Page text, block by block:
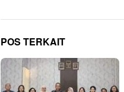
POS TERKAIT